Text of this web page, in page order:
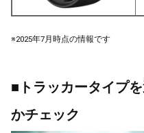
※2025年7月時点の情報です
■トラッカータイプ
かチェック